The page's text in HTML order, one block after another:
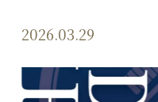
2026.03.29